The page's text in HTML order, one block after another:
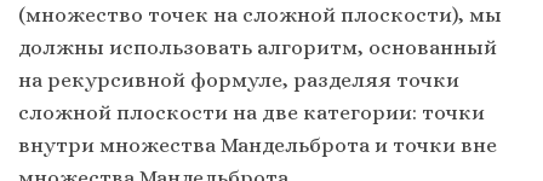
(множество точек на сложной плоскости), мы
должны использовать алгоритм, основанный
на рекурсивной формуле, разделяя точки
сложной плоскости на две категории: точки
внутри множества Мандельброта и точки вне